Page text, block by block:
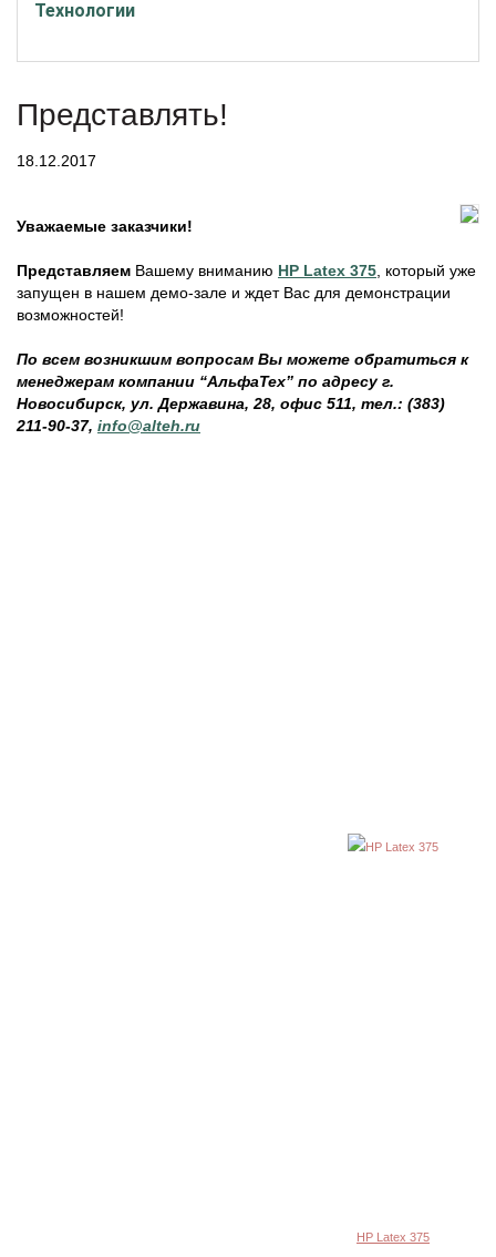
Технологии
Представлять!
18.12.2017
Уважаемые заказчики!
Представляем Вашему вниманию HP Latex 375 , который уже
запущен в нашем демо-зале и ждет Вас для демонстрации
возможностей!
По всем возникшим вопросам Вы можете обратиться к
менеджерам компании “АльфаТех” по адресу г.
Новосибирск, ул. Державина, 28, офис 511, тел.: (383)
211-90-37, info@alteh.ru
HP Latex 375